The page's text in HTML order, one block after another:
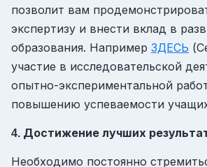
позволит вам
экспертизу и внести вклад в
образования. Например ЗДЕСЬ
участие в исследовательской
опытно-экспериментальной
повышению успеваемости
4. Достижение лучших
Необходимо постоянно